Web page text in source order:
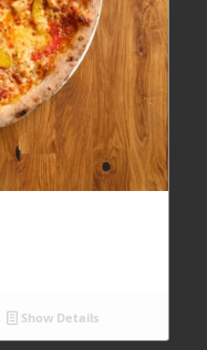
Show Details